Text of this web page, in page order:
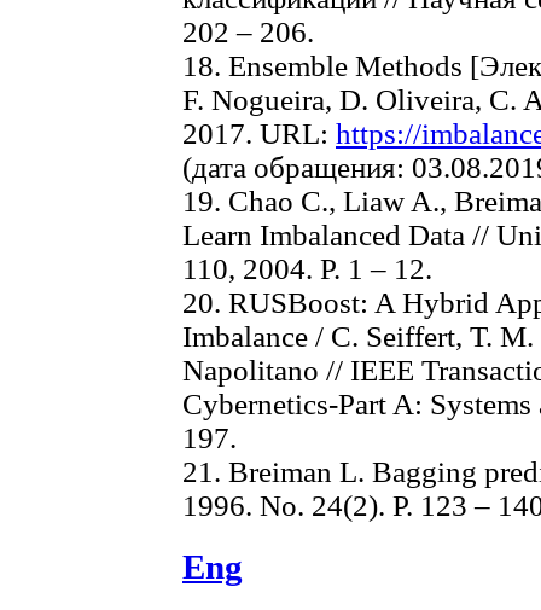
202 – 206.
18. Ensemble Methods
F. Nogueira, D. Oliveira, C.
2017. URL: https://
(дата обращения:
19. Chao C., Liaw A.,
Learn Imbalanced Data //
110, 2004. Р. 1 – 12.
20. RUSBoost: A Hybrid
Imbalance / C. Seiffert, T.
Napolitano // IEEE
Cybernetics-Part A:
197.
21. Breiman L. Bagging
1996. No. 24(2). P. 123 –
Eng